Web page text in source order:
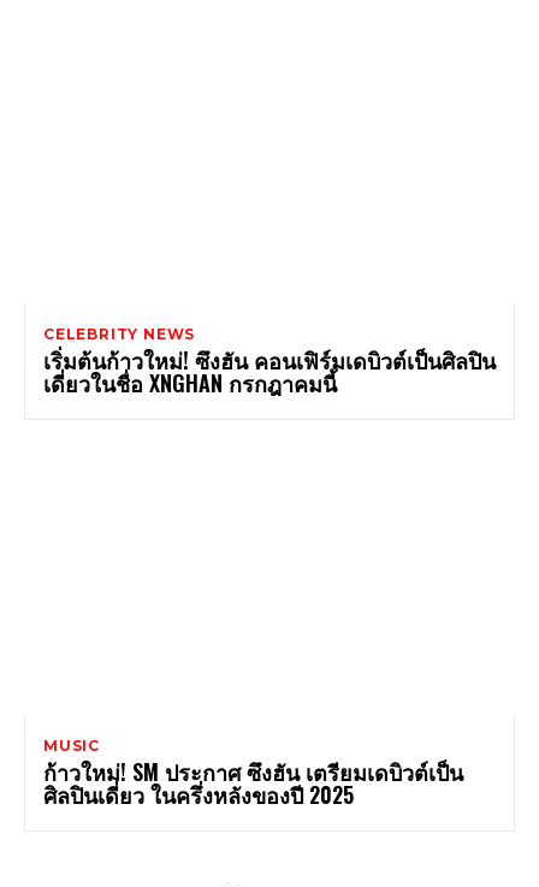
CELEBRITY NEWS
เริ่มต้นก้าวใหม่! ซึงฮัน คอนเฟิร์มเดบิวต์เป็นศิลปิน
เดี่ยวในชื่อ XNGHAN กรกฎาคมนี้
MUSIC
ก้าวใหม่! SM ประกาศ ซึงฮัน เตรียมเดบิวต์เป็น
ศิลปินเดี่ยว ในครึ่งหลังของปี 2025